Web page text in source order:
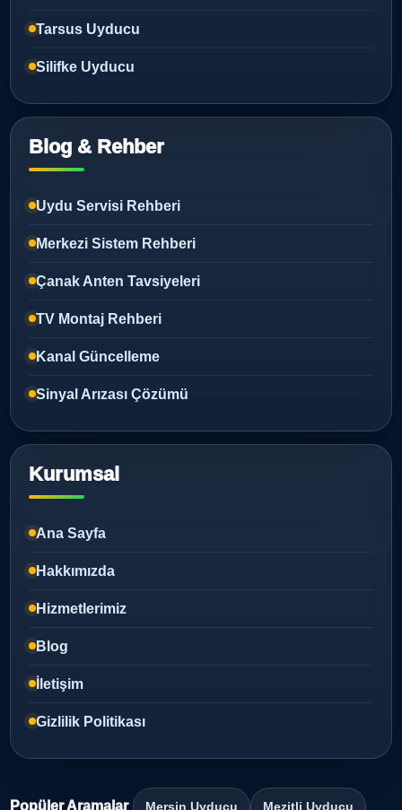
Tarsus Uyducu
Silifke Uyducu
Blog & Rehber
Uydu Servisi Rehberi
Merkezi Sistem Rehberi
Çanak Anten Tavsiyeleri
TV Montaj Rehberi
Kanal Güncelleme
Sinyal Arızası Çözümü
Kurumsal
Ana Sayfa
Hakkımızda
Hizmetlerimiz
Blog
İletişim
Gizlilik Politikası
Popüler Aramalar Mersin Uyducu Mezitli Uyducu